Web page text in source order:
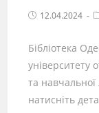
12.04.2024
Бібліотека
університету
та
натисніть